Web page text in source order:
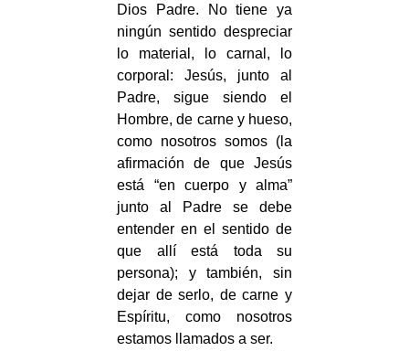
Dios Padre. No tiene ya
ningún sentido despreciar
lo material, lo carnal, lo
corporal: Jesús, junto al
Padre, sigue siendo el
Hombre, de carne y hueso,
como nosotros somos (la
afirmación de que Jesús
está “en cuerpo y alma”
junto al Padre se debe
entender en el sentido de
que allí está toda su
persona); y también, sin
dejar de serlo, de carne y
Espíritu, como nosotros
estamos llamados a ser.